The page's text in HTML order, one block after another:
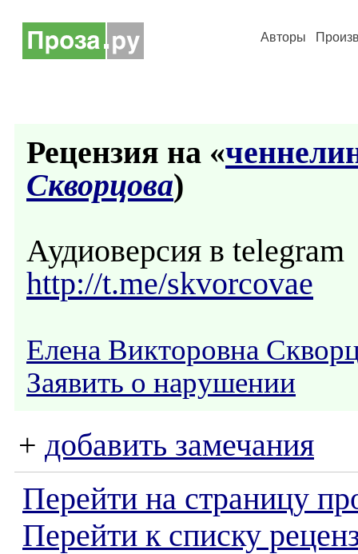
Авторы
Рецензия на «
Скворцова)
Аудиоверсия в telegram
http://t.me/skvorcovae
Елена Викторовна
Заявить о нарушении
+ добавить замечания
Перейти на страницу
Перейти к списку